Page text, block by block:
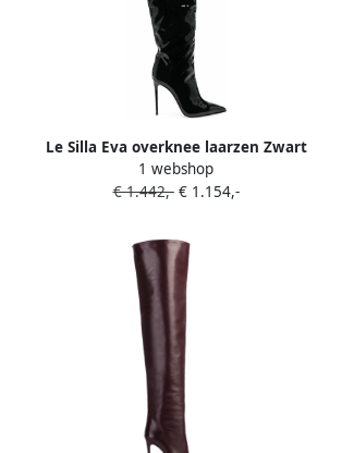
Le Silla Eva overknee laarzen Zwart
1 webshop
€ 1.442,-€ 1.154,-